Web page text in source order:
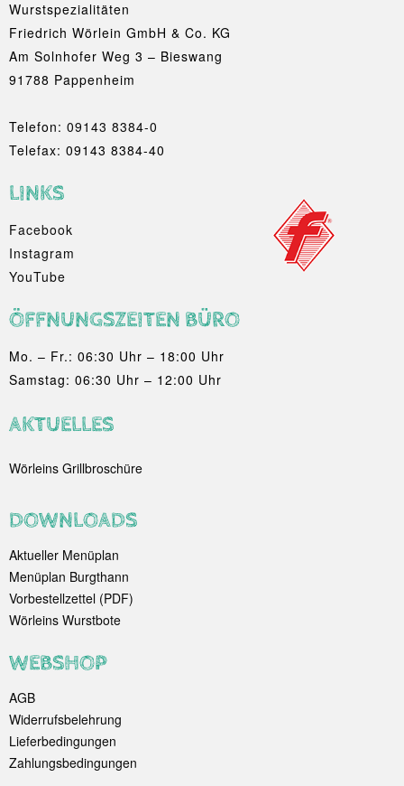
Wurstspezialitäten
Friedrich Wörlein GmbH & Co. KG
Am Solnhofer Weg 3 – Bieswang
91788 Pappenheim
Telefon: 09143 8384-0
Telefax: 09143 8384-40
LINKS
Facebook
Instagram
YouTube
ÖFFNUNGSZEITEN BÜRO
Mo. – Fr.: 06:30 Uhr – 18:00 Uhr
Samstag: 06:30 Uhr – 12:00 Uhr
AKTUELLES
Wörleins Grillbroschüre
DOWNLOADS
Aktueller Menüplan
Menüplan Burgthann
Vorbestellzettel (PDF)
Wörleins Wurstbote
WEBSHOP
AGB
Widerrufsbelehrung
Lieferbedingungen
Zahlungsbedingungen